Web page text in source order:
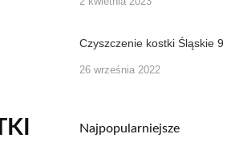
Czyszczenie kostki Śląskie 9
26 września 2022
Najpopularniejsze